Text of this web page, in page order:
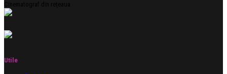
Cinematograf din rețeaua
Utile